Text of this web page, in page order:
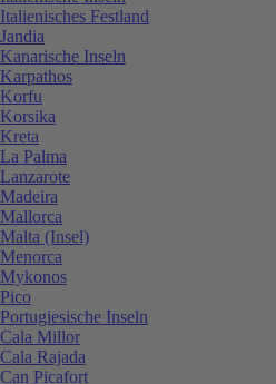
Italienisches Festland
Jandia
Kanarische Inseln
Karpathos
Korfu
Korsika
Kreta
La Palma
Lanzarote
Madeira
Mallorca
Malta (Insel)
Menorca
Mykonos
Pico
Portugiesische Inseln
Cala Millor
Cala Rajada
Can Picafort